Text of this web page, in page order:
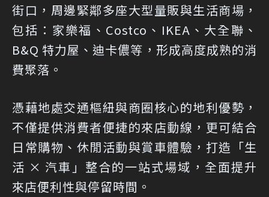
街口，周邊緊鄰多座大型量販與生活商場，
包括：家樂福、Costco、IKEA、大全聯、
B&Q 特力屋、迪卡儂等，形成高度成熟的消
費聚落。
憑藉地處交通樞紐與商圈核心的地利優勢，
不僅提供消費者便捷的來店動線，更可結合
日常購物、休閒活動與賞車體驗，打造「生
活 × 汽車」整合的一站式場域，全面提升
來店便利性與停留時間。